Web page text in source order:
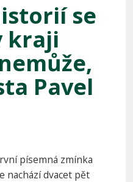
se
kraji
Pavel
písemná zmínka
nachází dvacet pět